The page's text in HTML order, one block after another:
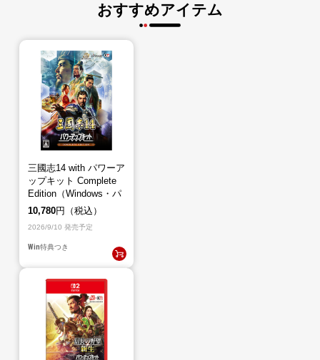
おすすめアイテム
三國志14 with パワーア
ップキット Complete
Edition（Windows・パ
ッケージ版）
10,780円（税込）
2026/9/10 発売予定
Win特典つき